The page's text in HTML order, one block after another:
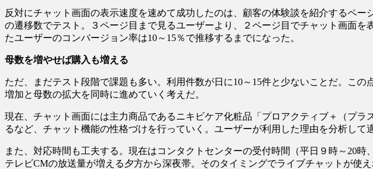
反対にチャット画面の表示速度を速めて成功したのは、顧客の体験談を紹介するペ
の遷移数でテスト。３ページ目まで見るユーザーより、２ページ目でチャット画面
たユーザーのコンバージョン率は10～15％で推移するまでになった。
母数を増やせば購入も増える
ただ、まだテスト段階で課題も多い。利用件数が日に10～15件と少ないことだ。こ
増加と母数の拡大を同時に進めていく考えだ。
現在、チャット画面には主力商品であるニキビケア化粧品「プロアクティブ＋（プ
るなど、チャット機能の性格づけを行っていく。ユーザーが利用した理由を分析して
また、対応時間も工夫する。現在はコンタクトセンターの受付時間（平日９時～20
テレビCMの放送量が増える夕方から深夜帯。そのタイミングでライブチャットが使